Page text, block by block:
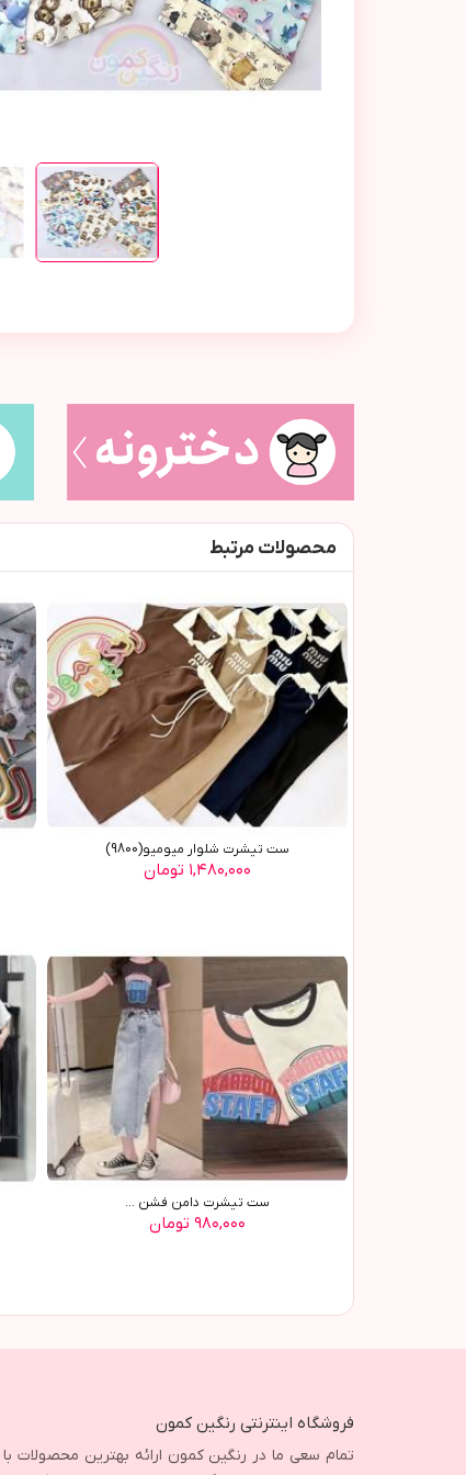
محصولات مرتبط
ست تیشرت شلوار میومیو(9800)
۱,۴۸۰,۰۰۰ تومان
ست تیشرت دامن فشن ...
۹۸۰,۰۰۰ تومان
فروشگاه اینترنتی رنگین کمون
تمام سعی ما در رنگین کمون ارائه بهترین محصولات